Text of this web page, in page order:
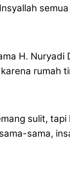
H.
rumah
sulit,
sama,